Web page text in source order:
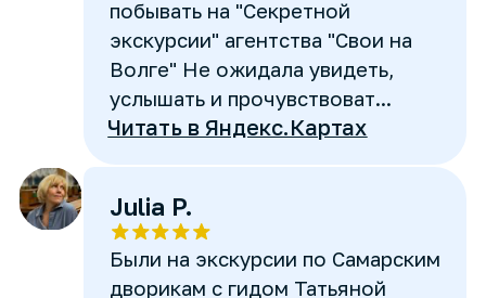
знаниями про собственный г...
Читать в Яндекс.Картах
Оставьте отзыв в Яндекс.Картах